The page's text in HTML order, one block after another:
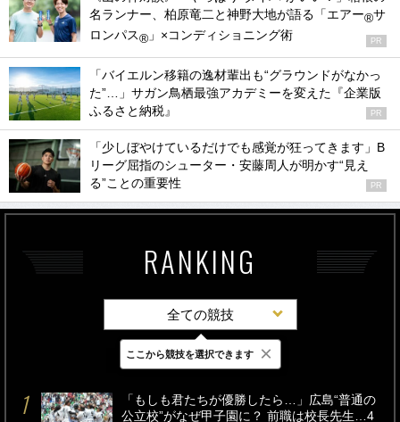
名ランナー、柏原竜二と神野大地が語る「エアー®サ
ロンパス® 」×コンディショニング術 PR
「バイエルン移籍の逸材輩出も“グラウンドがなかっ
た”…」サガン鳥栖最強アカデミーを変えた『企業版
ふるさと納税』
PR
「少しぼやけているだけでも感覚が狂ってきます」B
リーグ屈指のシューター・安藤周人が明かす“見え
る”ことの重要性
PR
RANKING
全ての競技
最新 24時間 週間
「もしも君たちが優勝したら…」広島“普通の
公立校”がなぜ甲子園に？ 前職は校長先生…4
ここから競技を選択できます ×